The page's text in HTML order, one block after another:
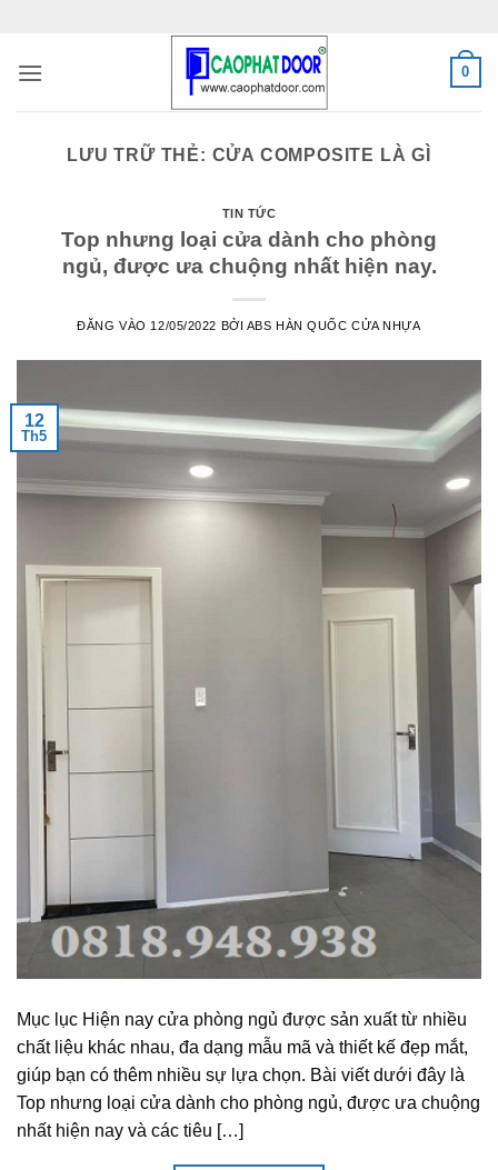
nội
0
LƯU TRỮ THẺ: CỬA COMPOSITE LÀ GÌ
TIN TỨC
Top nhưng loại cửa dành cho phòng
ngủ, được ưa chuộng nhất hiện nay.
ĐĂNG VÀO 12/05/2022 BỞI ABS HÀN QUỐC CỬA NHỰA
12
Th5
Mục lục Hiện nay cửa phòng ngủ được sản xuất từ nhiều
chất liệu khác nhau, đa dạng mẫu mã và thiết kế đẹp mắt,
giúp bạn có thêm nhiều sự lựa chọn. Bài viết dưới đây là
Top nhưng loại cửa dành cho phòng ngủ, được ưa chuộng
nhất hiện nay và các tiêu […]